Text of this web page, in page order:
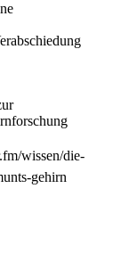
wissen/die-
gehirn